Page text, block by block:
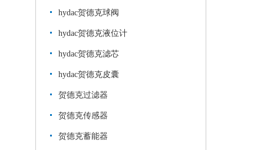
hydac贺德克球阀
hydac贺德克液位计
hydac贺德克滤芯
hydac贺德克皮囊
贺德克过滤器
贺德克传感器
贺德克蓄能器